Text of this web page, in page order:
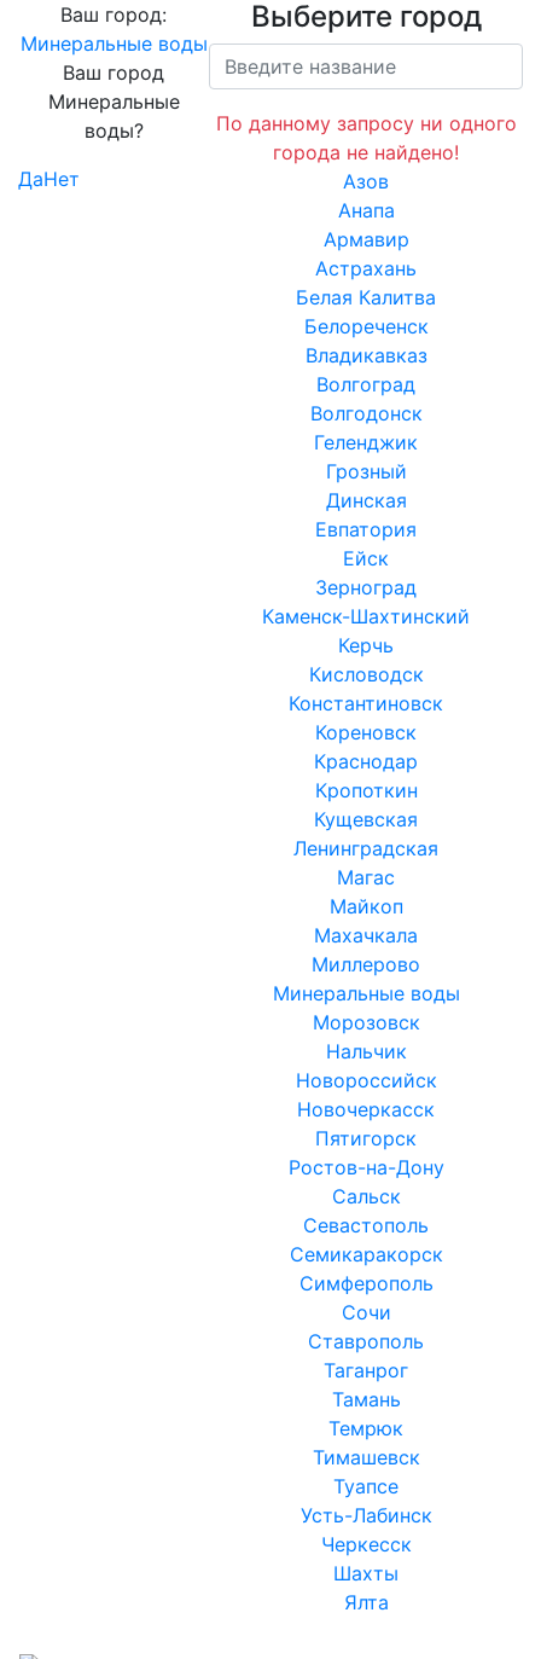
Ваш город:
Минеральные воды
Ваш город
Минеральные
воды?
ДаНет
Выберите город
По данному запросу ни одного
города не найдено!
Азов
Анапа
Армавир
Астрахань
Белая Калитва
Белореченск
Владикавказ
Волгоград
Волгодонск
Геленджик
Грозный
Динская
Евпатория
Ейск
Зерноград
Каменск-Шахтинский
Керчь
Кисловодск
Константиновск
Кореновск
Краснодар
Кропоткин
Кущевская
Ленинградская
Магас
Майкоп
Махачкала
Миллерово
Минеральные воды
Морозовск
Нальчик
Новороссийск
Новочеркасск
Пятигорск
Ростов-на-Дону
Сальск
Севастополь
Семикаракорск
Симферополь
Сочи
Ставрополь
Таганрог
Тамань
Темрюк
Тимашевск
Туапсе
Усть-Лабинск
Черкесск
Шахты
Ялта